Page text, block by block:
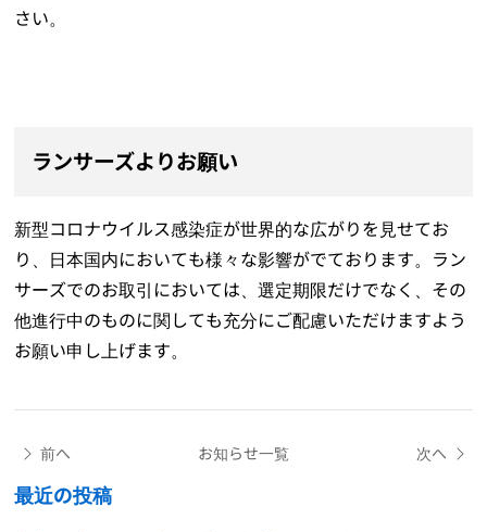
さい。
ランサーズよりお願い
新型コロナウイルス感染症が世界的な広がりを見せてお
り、日本国内においても様々な影響がでております。ラン
サーズでのお取引においては、選定期限だけでなく、その
他進行中のものに関しても充分にご配慮いただけますよう
お願い申し上げます。
前へ お知らせ一覧 次へ
最近の投稿